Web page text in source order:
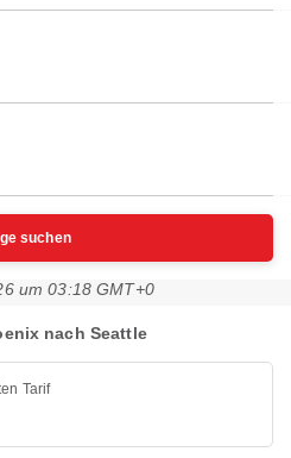
suchen
um 03:18 GMT+0
nach Seattle
Tarif